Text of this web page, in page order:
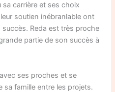
sa carrière et ses choix
soutien inébranlable ont
Reda est très proche
partie de son succès à
ses proches et se
sa famille entre les projets.